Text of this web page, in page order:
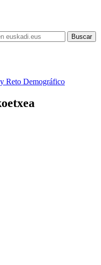
Reto Demográfico